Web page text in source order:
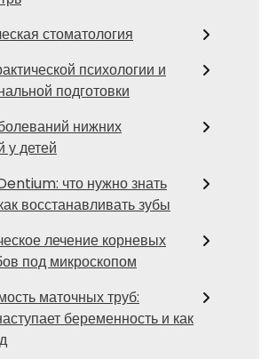
стоматология
психологии и
подготовки
нижних
у детей
что нужно знать
восстанавливать зубы
лечение корневых
под микроскопом
маточных труб:
беременность и как